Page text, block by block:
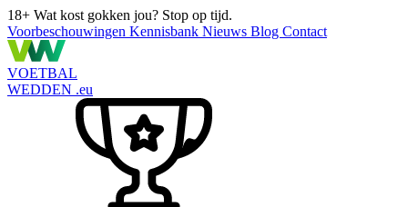
18+ Wat kost gokken jou? Stop op tijd.
Voorbeschouwingen Kennisbank Nieuws Blog Contact
VOETBAL
WEDDEN .eu